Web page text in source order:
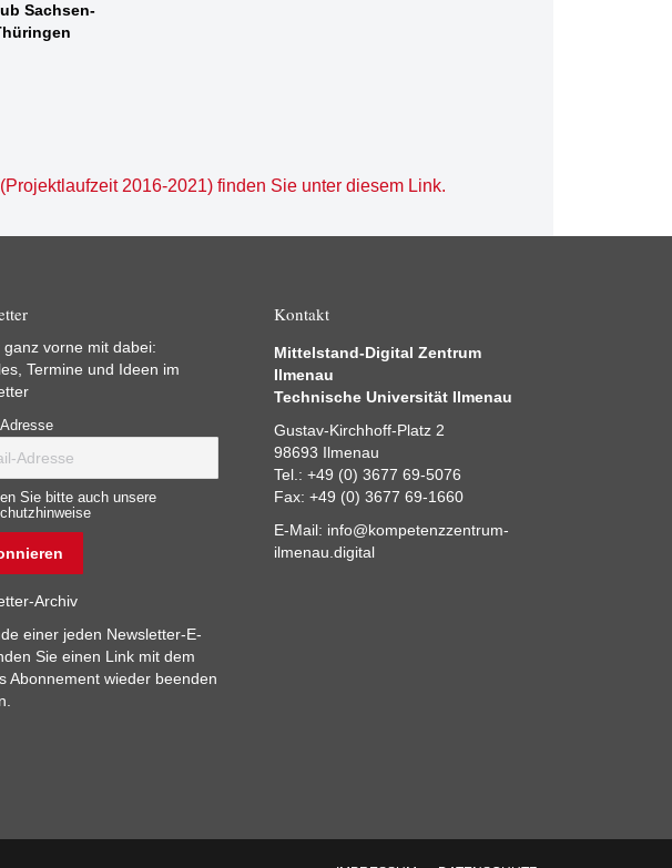
Sachsen-
2016-2021) finden Sie unter diesem Link.
ganz vorne mit dabei:
Termine und Ideen im
Sie bitte auch unsere
Archiv
einer jeden Newsletter-E-
Sie einen Link mit dem
Abonnement wieder beenden
Kontakt
Mittelstand-Digital Zentrum
Ilmenau
Technische Universität Ilmenau
Gustav-Kirchhoff-Platz 2
98693 Ilmenau
Tel.: +49 (0) 3677 69-5076
Fax: +49 (0) 3677 69-1660
E-Mail: info@kompetenzzentrum-
ilmenau.digital